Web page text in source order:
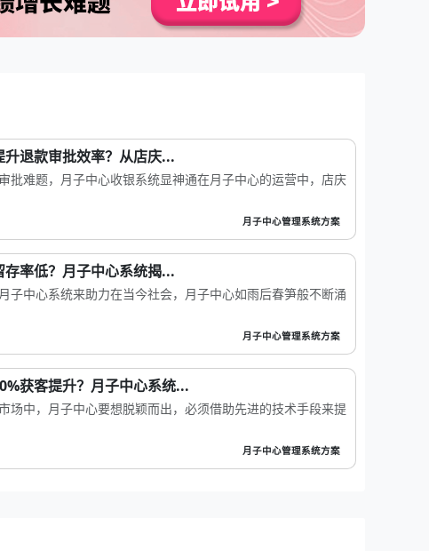
退款审批效率？从店庆...
批难题，月子中心收银系统显神通在月子中心的运营中，店庆
月子中心管理系统方案
率低？月子中心系统揭...
子中心系统来助力在当今社会，月子中心如雨后春笋般不断涌
月子中心管理系统方案
获客提升？月子中心系统...
场中，月子中心要想脱颖而出，必须借助先进的技术手段来提
月子中心管理系统方案